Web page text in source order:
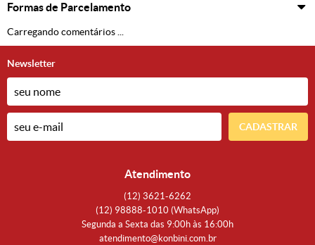
Formas de Parcelamento
Carregando comentários ...
Newsletter
CADASTRAR
Atendimento
(12) 3621-6262
(12) 98888-1010 (WhatsApp)
Segunda a Sexta das 9:00h às 16:00h
atendimento@konbini.com.br